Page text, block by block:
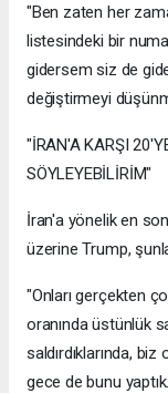
"Ben zaten her
listesindeki bir
gidersem siz de
değiştirmeyi
"İRAN'A KARŞI
SÖYLEYEBİLİRİM"
İran'a yönelik en
üzerine Trump,
"Onları gerçekten
oranında üstünlük
saldırdıklarında,
gece de bunu